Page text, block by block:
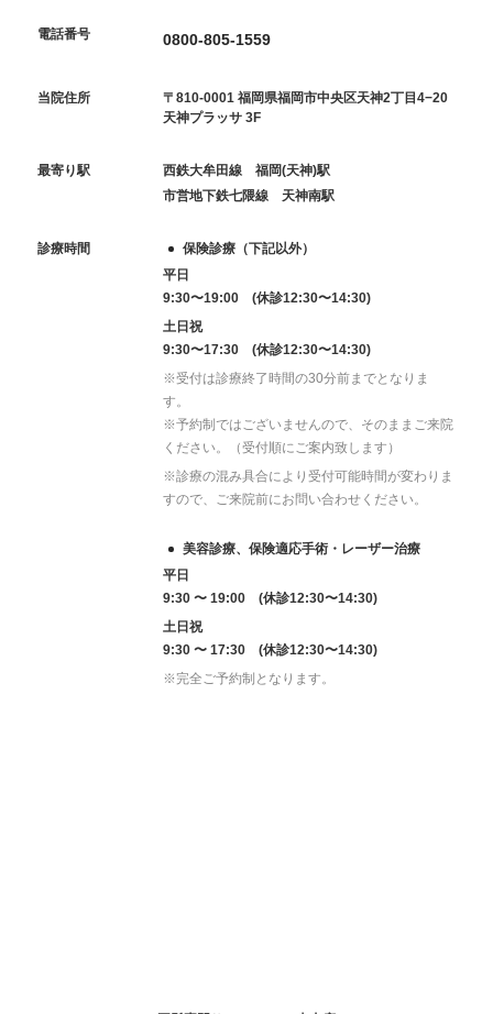
電話番号 0800-805-1559
当院住所
〒810-0001 福岡県福岡市中央区天神2丁目4−20
天神プラッサ 3F
最寄り駅
西鉄大牟田線 福岡(天神)駅
市営地下鉄七隈線 天神南駅
診療時間
保険診療（下記以外）
平日
9:30〜19:00 (休診12:30〜14:30)
土日祝
9:30〜17:30 (休診12:30〜14:30)
※受付は診療終了時間の30分前までとなりま
す。
※予約制ではございませんので、そのままご来院
ください。（受付順にご案内致します）
※診療の混み具合により受付可能時間が変わりま
すので、ご来院前にお問い合わせください。
美容診療、保険適応手術・レーザー治療
平日
9:30 〜 19:00 (休診12:30〜14:30)
土日祝
9:30 〜 17:30 (休診12:30〜14:30)
※完全ご予約制となります。